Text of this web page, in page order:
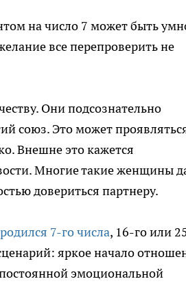
на число 7 может быть
все перепроверить не
Они подсознательно
союз. Это может
Внешне это кажется
Многие такие женщины
довериться партнеру.
родился 7-го числа, 16-го или
яркое начало
эмоциональной